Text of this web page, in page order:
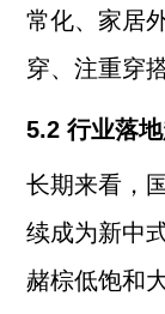
常化、家居
穿、注重穿
5.2 行业落
长期来看，
续成为新中
赭棕低饱和